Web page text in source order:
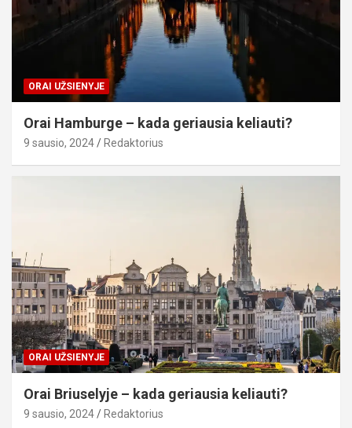
ORAI UŽSIENYJE
Orai Hamburge – kada geriausia keliauti?
9 sausio, 2024 Redaktorius
ORAI UŽSIENYJE
Orai Briuselyje – kada geriausia keliauti?
9 sausio, 2024 Redaktorius